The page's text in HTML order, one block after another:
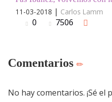
11-03-2018 | Carlos Lamm
0 7506
Comentarios
No hay comentarios. ¡Sé el